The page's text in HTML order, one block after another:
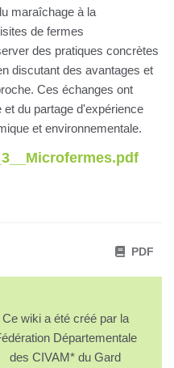
maraîchage à la
de fermes
des pratiques concrètes
discutant des avantages et
Ces échanges ont
du partage d'expérience
et environnementale.
PDF
Ce wiki a été créé par la
Départementale
des CIVAM* du Gard